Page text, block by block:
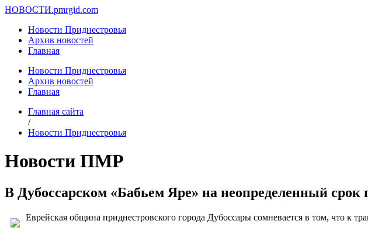
НОВОСТИ.pmrgid.com
Новости Приднестровья
Архив новостей
Главная
Новости Приднестровья
Архив новостей
Главная
Главная сайта
/
Новости Приднестровья
Новости ПМР
В Дубоссарском «Бабьем Яре» на неопределенный
Еврейская община приднестровского города Дубоссары сомневается в том, что к